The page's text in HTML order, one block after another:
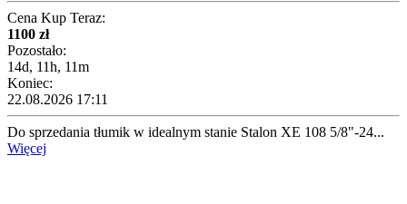
Cena Kup Teraz:
1100 zł
Pozostało:
14d, 11h, 11m
Koniec:
22.08.2026 17:11
Do sprzedania tłumik w idealnym stanie Stalon XE 108 5/8"-24...
Więcej